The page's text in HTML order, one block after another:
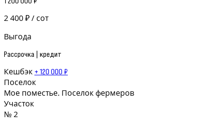
2 400 ₽ / сот
Выгода
Рассрочка | кредит
Кешбэк + 120 000 ₽
Поселок
Мое поместье. Поселок фермеров
Участок
№ 2